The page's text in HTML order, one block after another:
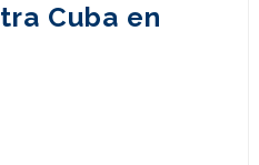
Cuba en